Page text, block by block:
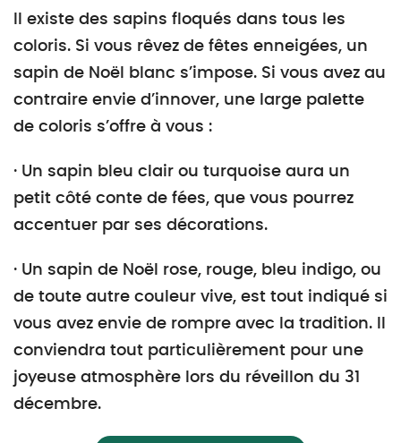
Il existe des sapins floqués dans tous les
coloris. Si vous rêvez de fêtes enneigées, un
sapin de Noël blanc s’impose. Si vous avez au
contraire envie d’innover, une large palette
de coloris s’offre à vous :
· Un sapin bleu clair ou turquoise aura un
petit côté conte de fées, que vous pourrez
accentuer par ses décorations.
· Un sapin de Noël rose, rouge, bleu indigo, ou
de toute autre couleur vive, est tout indiqué si
vous avez envie de rompre avec la tradition. Il
conviendra tout particulièrement pour une
joyeuse atmosphère lors du réveillon du 31
décembre.